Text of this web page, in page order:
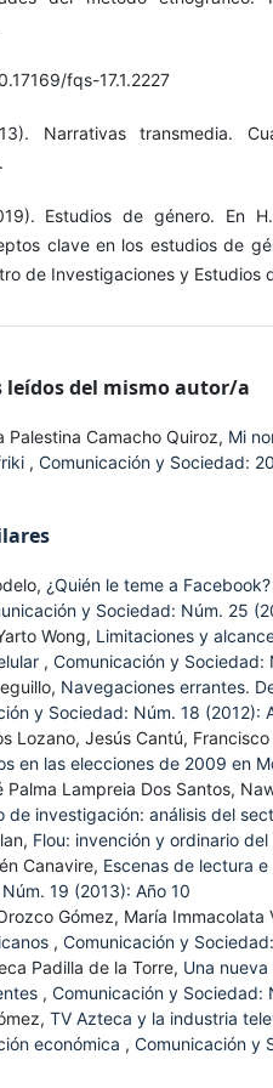
fqs-17.1.2227
Narrativas transmedia.
Estudios de género. En
clave en los estudios de
de Investigaciones y Estudios
leídos del mismo autor/a
Palestina Camacho Quiroz, Mi
, Comunicación y Sociedad:
¿Quién le teme a
y Sociedad: Núm. 25
Wong, Limitaciones y
, Comunicación y Sociedad:
Navegaciones errantes.
y Sociedad: Núm. 18 (2012):
Lozano, Jesús Cantú,
en las elecciones de 2009 en
Palma Lampreia Dos Santos,
de investigación: análisis del
Flou: invención y ordinario
Canavire, Escenas de lectura
19 (2013): Año 10
Gómez, María Immacolata
, Comunicación y
Padilla de la Torre, Una
, Comunicación y Sociedad:
TV Azteca y la industria
económica , Comunicación y